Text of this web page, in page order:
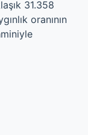
31.358
oranının